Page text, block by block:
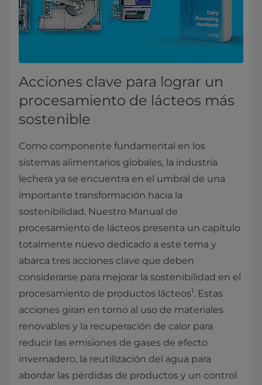
Acciones clave para lograr un
procesamiento de lácteos más
sostenible
Como componente fundamental en los
sistemas alimentarios globales, la industria
lechera ya se encuentra en el umbral de una
importante transformación hacia la
sostenibilidad. Nuestro Manual de
procesamiento de lácteos presenta un capítulo
totalmente nuevo dedicado a este tema y
abarca tres acciones clave que deben
considerarse para mejorar la sostenibilidad en el
procesamiento de productos lácteos1. Estas
acciones giran en torno al uso de materiales
renovables y la recuperación de calor para
reducir las emisiones de gases de efecto
invernadero, la reutilización del agua para
abordar las pérdidas de productos y un control